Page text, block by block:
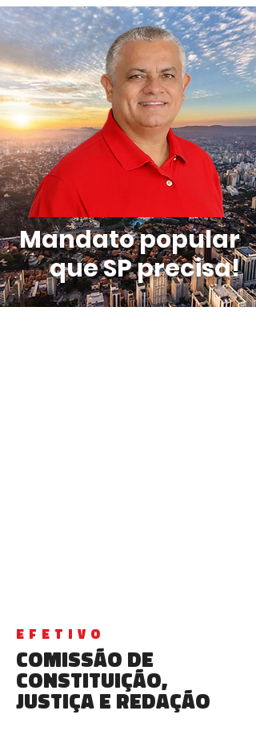
Mandato popular
que SP precisa!
EFETIVO
COMISSÃO de
Constituição,
Justiça e Redação